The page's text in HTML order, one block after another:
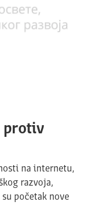
protiv
na internetu,
razvoja,
početak nove